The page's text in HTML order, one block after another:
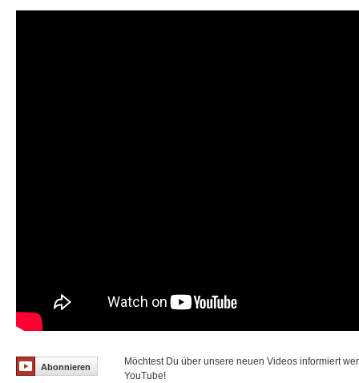
Abonnieren
Möchtest Du über unsere neuen Videos informiert
YouTube!